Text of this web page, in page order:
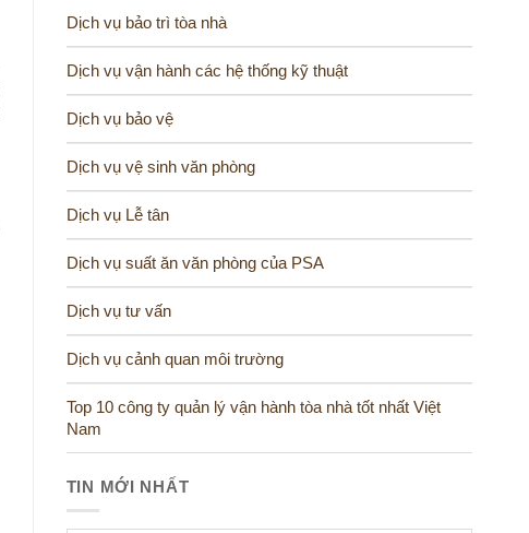
Dịch vụ bảo trì tòa nhà
Dịch vụ vận hành các hệ thống kỹ thuật
Dịch vụ bảo vệ
Dịch vụ vệ sinh văn phòng
Dịch vụ Lễ tân
Dịch vụ suất ăn văn phòng của PSA
Dịch vụ tư vấn
Dịch vụ cảnh quan môi trường
Top 10 công ty quản lý vận hành tòa nhà tốt nhất Việt
Nam
TIN MỚI NHẤT